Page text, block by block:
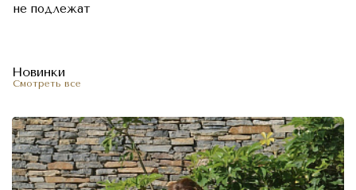
не подлежат
Новинки
Смотреть все